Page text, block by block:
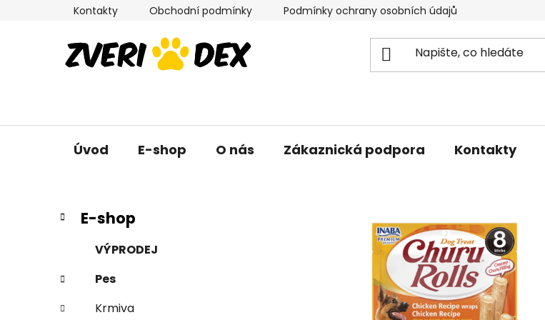
Kontakty Obchodní podmínky Podmínky ochrany osobních údajů
Úvod E-shop O nás Zákaznická podpora Kontakty
P
r
a
Přeskočit
kategorie
K
a
g
o
r
E-shop
VÝPRODEJ
Pes
Krmiva